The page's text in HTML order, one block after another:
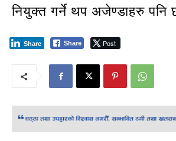
नियुक्त गर्ने थप अजेण्डाहरु पनि
Share Post
Share